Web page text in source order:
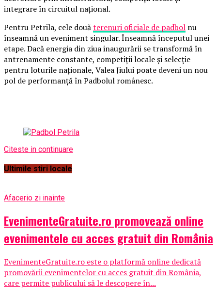
integrare în circuitul național.
Pentru Petrila, cele douăterenuri oficiale de padbol nu
înseamnă un eveniment singular. Înseamnă începutul unei
etape. Dacă energia din ziua inaugurării se transformă în
antrenamente constante, competiții locale și selecție
pentru loturile naționale, Valea Jiului poate deveni un nou
pol de performanță în Padbolul românesc.
Citeste in continuare
Ultimile stiri locale
Afacerio zi inainte
EvenimenteGratuite.ro promovează online
evenimentele cu acces gratuit din România
EvenimenteGratuite.ro este o platformă online dedicată
promovării evenimentelor cu acces gratuit din România,
care permite publicului să le descopere în...